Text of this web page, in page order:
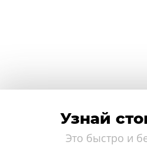
Узнай
Это быстро и